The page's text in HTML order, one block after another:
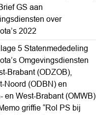
GS aan
over
2022
5 Statenmededeling
Omgevingsdiensten
Brabant (ODZOB),
Noord (ODBN) en
en West-Brabant (OMWB)
griffie “Rol PS bij